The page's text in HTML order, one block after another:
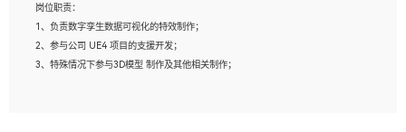
4、有良好的沟通能力和团队合作意识；
5、开发过 HoloLens 程序者优先。
岗位职责：
1、负责数字孪生数据可视化的特效制作；
2、参与公司 UE4 项目的支援开发；
3、特殊情况下参与3D模型 制作及其他相关制作；